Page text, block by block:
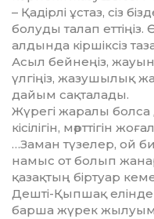
– Қадірлі ұстаз, сіз
болуды та­лап еттіңіз.
алдында кіршіксіз
Асыл бейнеңіз,
үлгіңіз, жазу­шы­лық
да­йым сақталады.
Жүрегі жаралы болса
кісілігін, мә­рт­тігін
…Заман түзелер, ой
намыс от болып
қазақтың біртуар
Дешті-Қыпшақ
барша жүрек